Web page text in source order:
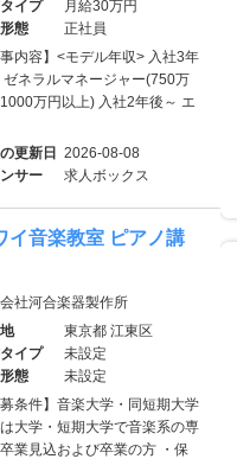
イプ
月給30万円
態
正社員
事内容】<モデル年収> 入社3年
ゼネラルマネージャー(750万
万円以上) 入社2年後～ エ
更新日 2026-08-08
サー
求人ボックス
イ音楽教室 ピアノ講
社河合楽器製作所
東京都 江東区
イプ
未設定
態
未設定
募条件】音楽大学・同短期大学
大学・短期大学で音楽系の専
業見込および卒業の方 ・保